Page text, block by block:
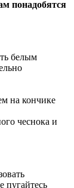
понадобятся
белым
на кончике
чеснока и